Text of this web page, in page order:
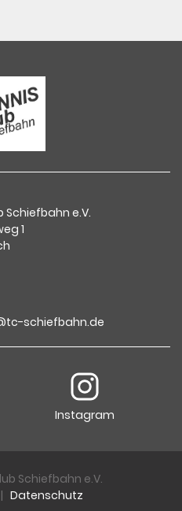
Schiefbahn e.V.
1
schiefbahn.de
Instagram
Schiefbahn e.V.
| Datenschutz